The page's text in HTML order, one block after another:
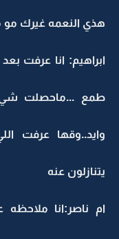
هذي النعمه غيرك مو
ابراهيم: انا عرفت
طمع ...ماحصلت شي
وايد..وقها عرفت
يتنازلون عنه
ام ناصر:انا